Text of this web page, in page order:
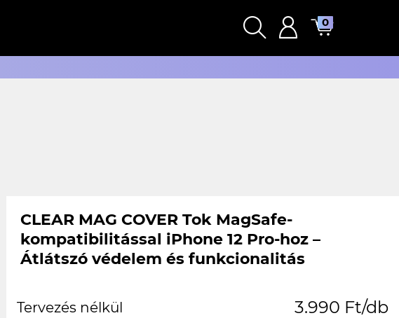
0
CLEAR MAG COVER Tok MagSafe-
kompatibilitással iPhone 12 Pro-hoz –
Átlátszó védelem és funkcionalitás
Tervezés nélkül 3.990 Ft/db